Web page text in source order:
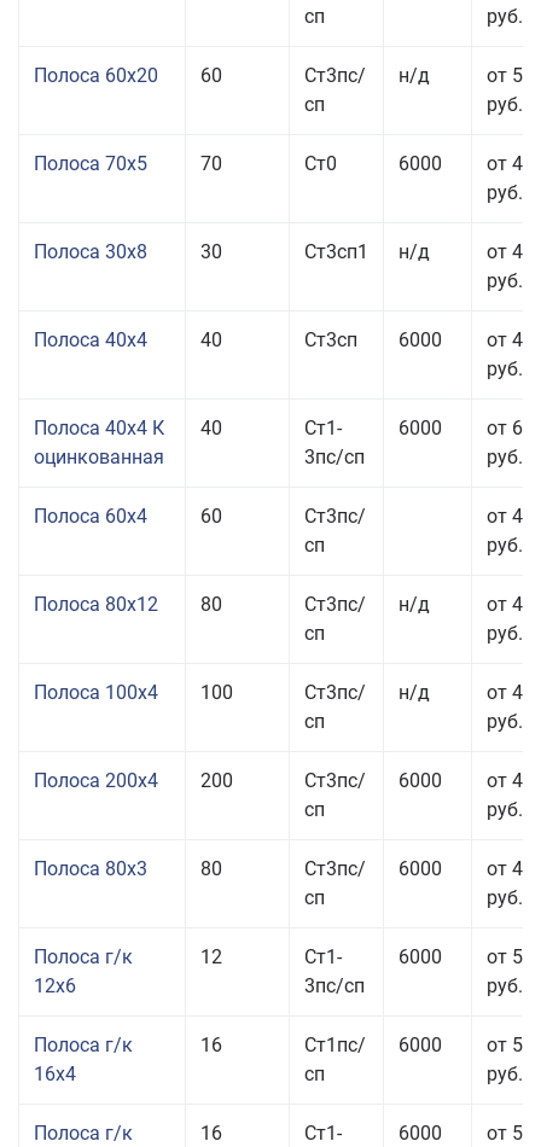
сп
руб.
Полоса 60x20 60
Ст3пс/
сп
н/д
от 53
руб.
Полоса 70x5 70 Ст0 6000
от 45
руб.
Полоса 30x8 30 Ст3сп1 н/д
от 44
руб.
Полоса 40x4 40 Ст3сп 6000
от 43
руб.
Полоса 40x4 К
оцинкованная
40
Ст1-
3пс/сп
6000
от 68
руб.
Полоса 60x4 60
Ст3пс/
сп
от 43
руб.
Полоса 80x12 80
Ст3пс/
сп
н/д
от 46
руб.
Полоса 100x4 100
Ст3пс/
сп
н/д
от 44
руб.
Полоса 200x4 200
Ст3пс/
сп
6000
от 48
руб.
Полоса 80x3 80
Ст3пс/
сп
6000
от 47
руб.
Полоса г/к
12x6
12
Ст1-
3пс/сп
6000
от 52
руб.
Полоса г/к
16x4
16
Ст1пс/
сп
6000
от 53
руб.
Полоса г/к
16
Ст1-
6000
от 57